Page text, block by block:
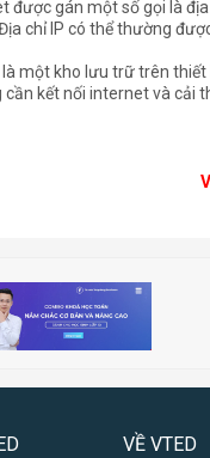
được gán một số gọi là
chỉ IP có thể thường
một kho lưu trữ trên
kết nối internet và cải
VỀ VTED